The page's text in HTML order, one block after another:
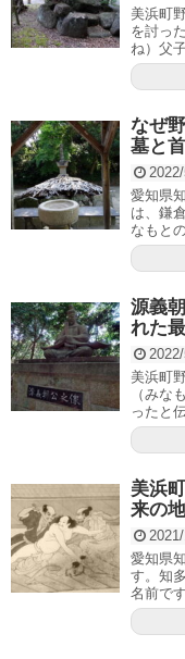
美浜町
を討っ
ね）父
なぜ
墓と
愛知県
は、鎌
なもと
源義
れた
美浜町
（みな
ったと
美浜
来の
愛知県
す。知
名前で